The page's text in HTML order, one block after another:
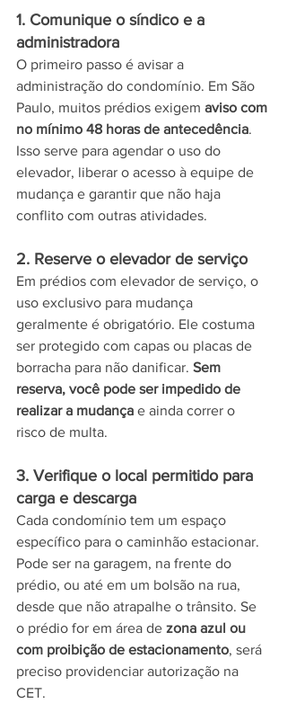
1. Comunique o síndico e a
administradora
O primeiro passo é avisar a
administração do condomínio. Em São
Paulo, muitos prédios exigem aviso com
no mínimo 48 horas de antecedência.
Isso serve para agendar o uso do
elevador, liberar o acesso à equipe de
mudança e garantir que não haja
conflito com outras atividades.
2. Reserve o elevador de serviço
Em prédios com elevador de serviço, o
uso exclusivo para mudança
geralmente é obrigatório. Ele costuma
ser protegido com capas ou placas de
borracha para não danificar. Sem
reserva, você pode ser impedido de
realizar a mudança e ainda correr o
risco de multa.
3. Verifique o local permitido para
carga e descarga
Cada condomínio tem um espaço
específico para o caminhão estacionar.
Pode ser na garagem, na frente do
prédio, ou até em um bolsão na rua,
desde que não atrapalhe o trânsito. Se
o prédio for em área de zona azul ou
com proibição de estacionamento, será
preciso providenciar autorização na
CET.